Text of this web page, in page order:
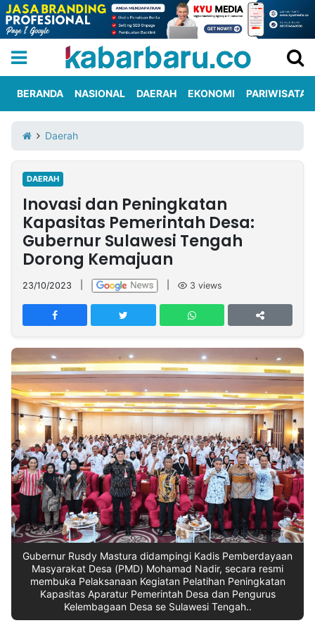
Iklan
Berita
Kami
Nasional
International
Olahraga
Entertainment
Daerah
Pariwisata
Kuliner
Kolom
Network
PT
TREETAN
MULTIMEDIA
INDONESIA
Partner
Insight
NTB
Suara
Time
Lens
IDN
Daily
Jogja
Jalan
Rakyat
Idealita
News
Kita
Notice
Dinamikapost.com
Radar
Baru
Seedbacklink
Follow
Kabarbaru
BERANDA NASIONAL DAERAH EKONOMI PARIWISATA
Daerah
DAERAH
Inovasi dan Peningkatan
Kapasitas Pemerintah Desa:
Gubernur Sulawesi Tengah
Dorong Kemajuan
23/10/2023 3 views
Gubernur Rusdy Mastura didampingi Kadis Pemberdayaan
Masyarakat Desa (PMD) Mohamad Nadir, secara resmi
membuka Pelaksanaan Kegiatan Pelatihan Peningkatan
Kapasitas Aparatur Pemerintah Desa dan Pengurus
Kelembagaan Desa se Sulawesi Tengah..